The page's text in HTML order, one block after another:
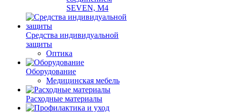
SEVEN, М4
Средства индивидуальной
защиты
Оптика
Оборудование
Медицинская мебель
Расходные материалы